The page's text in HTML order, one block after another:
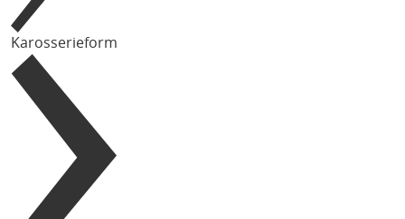
Karosserieform